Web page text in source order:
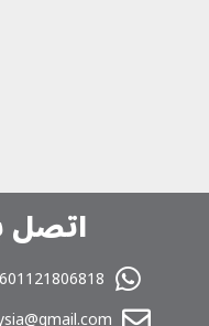
اتصل
601121806818+ (واتس اپ )